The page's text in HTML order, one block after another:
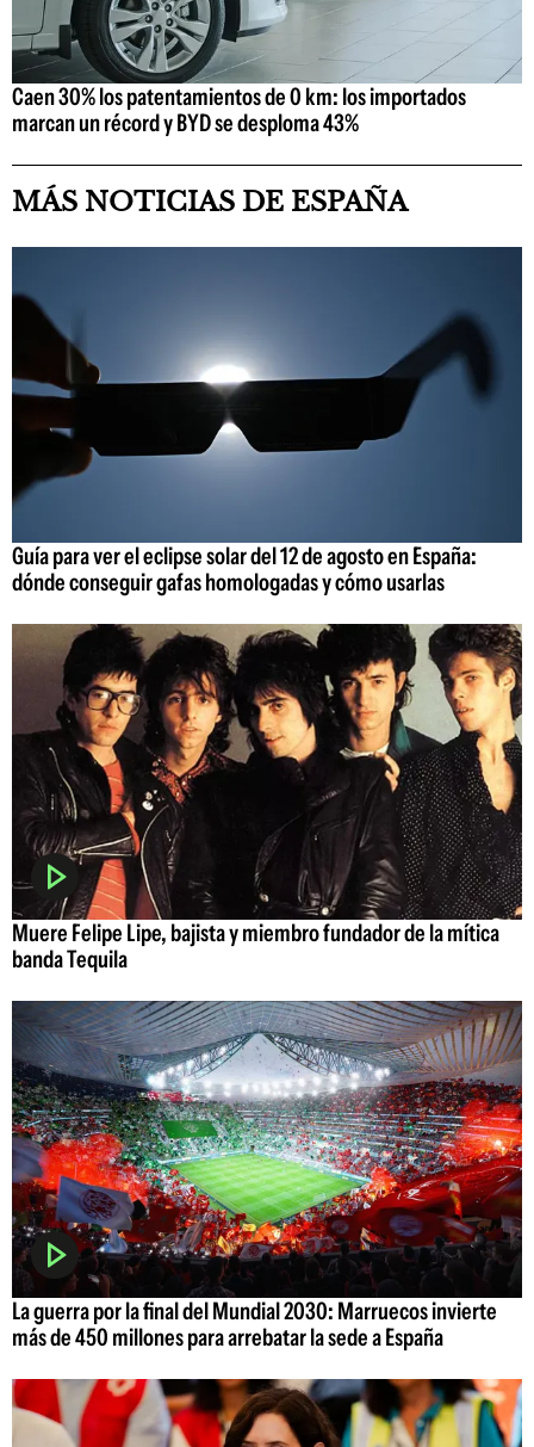
Caen 30% los patentamientos de 0 km: los importados
marcan un récord y BYD se desploma 43%
MÁS NOTICIAS DE ESPAÑA
Guía para ver el eclipse solar del 12 de agosto en España:
dónde conseguir gafas homologadas y cómo usarlas
Muere Felipe Lipe, bajista y miembro fundador de la mítica
banda Tequila
La guerra por la final del Mundial 2030: Marruecos invierte
más de 450 millones para arrebatar la sede a España